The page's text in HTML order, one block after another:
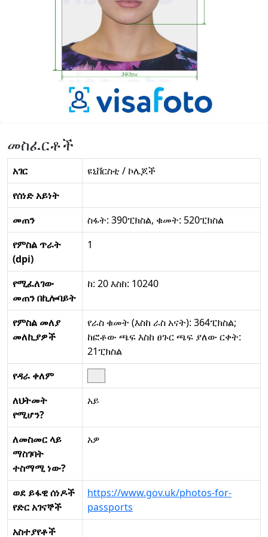
መስፈርቶች
አገር
ዩኒቨርስቲ / ኮሌጆች
የሰነድ አይነት
መጠን
ስፋት: 390ፒክስል, ቁመት: 520ፒክስል
የምስል ጥራት
(dpi)
1
የሚፈለገው
መጠን በኪሎባይት
ከ: 20 እስከ: 10240
የምስል መለያ
መለኪያዎች
የራስ ቁመት (እስከ ራስ አናት): 364ፒክስል;
ከፎቶው ጫፍ እስከ ፀጉር ጫፍ ያለው ርቀት:
21ፒክስል
የዳራ ቀለም
ለህትመት
የሚሆን?
አይ
ለመስመር ላይ
ማስገባት
ተስማሚ ነው?
አዎ
ወደ ይፋዊ ሰነዶች
የድር አገናኞች
https://www.gov.uk/photos-for-
passports
አስተያየቶች